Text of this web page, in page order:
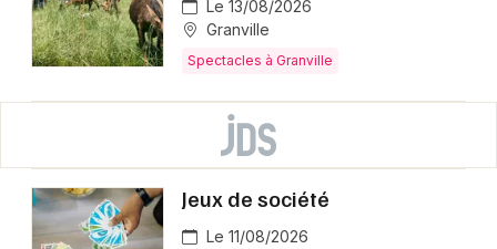
Le 13/08/2026
Granville
Spectacles à Granville
Jeux de société
Le 11/08/2026